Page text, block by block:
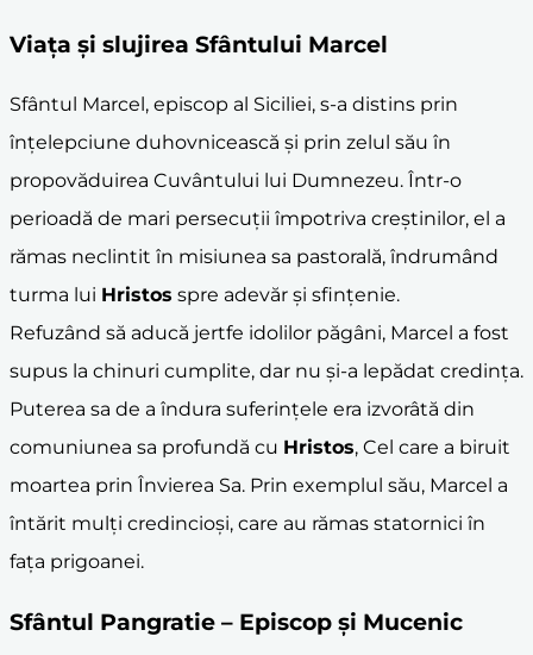
Viața și slujirea Sfântului Marcel
Sfântul Marcel, episcop al Siciliei, s-a distins prin
înțelepciune duhovnicească și prin zelul său în
propovăduirea Cuvântului lui Dumnezeu. Într-o
perioadă de mari persecuții împotriva creștinilor, el a
rămas neclintit în misiunea sa pastorală, îndrumând
turma lui Hristos spre adevăr și sfințenie.
Refuzând să aducă jertfe idolilor păgâni, Marcel a fost
supus la chinuri cumplite, dar nu și-a lepădat credința.
Puterea sa de a îndura suferințele era izvorâtă din
comuniunea sa profundă cu Hristos, Cel care a biruit
moartea prin Învierea Sa. Prin exemplul său, Marcel a
întărit mulți credincioși, care au rămas statornici în
fața prigoanei.
Sfântul Pangratie – Episcop și Mucenic